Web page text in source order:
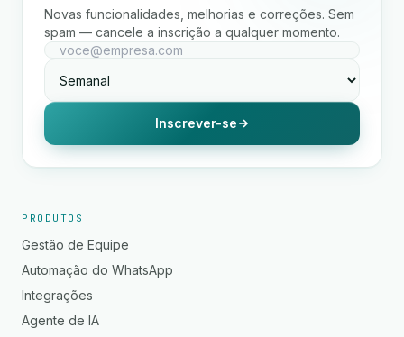
Novas funcionalidades, melhorias e correções. Sem
spam — cancele a inscrição a qualquer momento.
Inscrever-se
PRODUTOS
Gestão de Equipe
Automação do WhatsApp
Integrações
Agente de IA